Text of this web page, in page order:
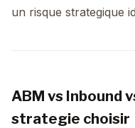
un risque strategique
ABM vs Inbound
strategie choisir